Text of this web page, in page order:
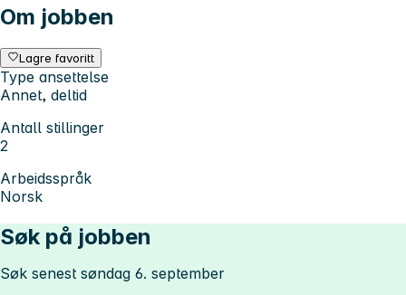
Om jobben
Lagre favoritt
Type ansettelse
Annet, deltid
Antall stillinger
2
Arbeidsspråk
Norsk
Søk på jobben
Søk senest søndag 6. september